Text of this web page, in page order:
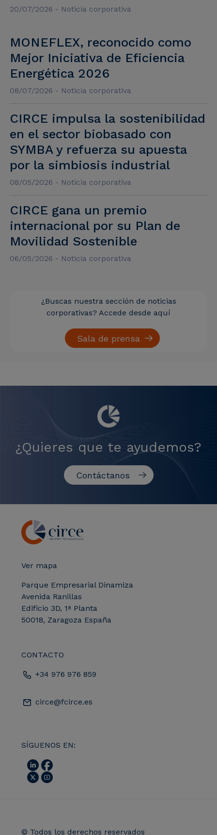
20/07/2026 - Noticia corporativa
MONEFLEX, reconocido como
Mejor Iniciativa de Eficiencia
Energética 2026
08/07/2026 - Noticia corporativa
CIRCE impulsa la sostenibilidad
en el sector biobasado con
SYMBA y refuerza su apuesta
por la simbiosis industrial
08/05/2026 - Noticia corporativa
CIRCE gana un premio
internacional por su Plan de
Movilidad Sostenible
06/05/2026 - Noticia corporativa
¿Buscas nuestra sección de noticias
corporativas? Accede desde aquí
Sala de prensa
¿Quieres que te ayudemos?
Contáctanos
Ver mapa
Parque Empresarial Dinamiza
Avenida Ranillas
Edificio 3D, 1ª Planta
50018, Zaragoza España
CONTACTO
+34 976 976 859
circe@fcirce.es
SÍGUENOS EN:
© Todos los derechos reservados